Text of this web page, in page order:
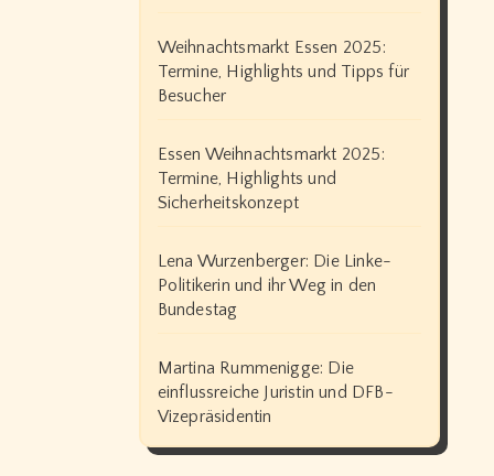
Weihnachtsmarkt Essen 2025:
Termine, Highlights und Tipps für
Besucher
Essen Weihnachtsmarkt 2025:
Termine, Highlights und
Sicherheitskonzept
Lena Wurzenberger: Die Linke-
Politikerin und ihr Weg in den
Bundestag
Martina Rummenigge: Die
einflussreiche Juristin und DFB-
Vizepräsidentin